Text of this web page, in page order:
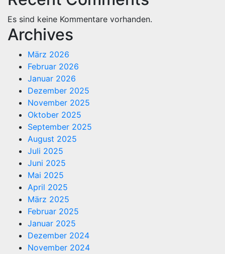
Es sind keine Kommentare vorhanden.
Archives
März 2026
Februar 2026
Januar 2026
Dezember 2025
November 2025
Oktober 2025
September 2025
August 2025
Juli 2025
Juni 2025
Mai 2025
April 2025
März 2025
Februar 2025
Januar 2025
Dezember 2024
November 2024